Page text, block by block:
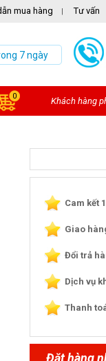
mua hàng | Tư vấn
7 ngày
0 Khách hàng
Cam kết
Giao
Đổi trả
Dịch vụ
Thanh
Đặt hàng